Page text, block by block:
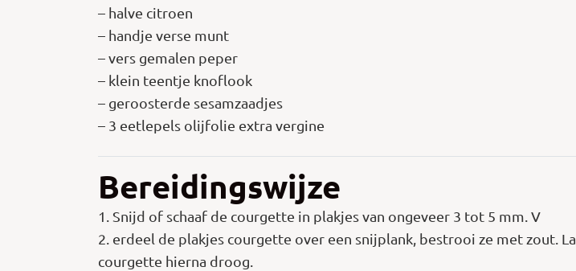
– halve citroen
– handje verse munt
– vers gemalen peper
– klein teentje knoflook
– geroosterde sesamzaadjes
– 3 eetlepels olijfolie extra vergine
Bereidingswijze
1. Snijd of schaaf de courgette in plakjes van ongeveer 3 tot 5 mm. V
2. erdeel de plakjes courgette over een snijplank, bestrooi ze met zout.
courgette hierna droog.